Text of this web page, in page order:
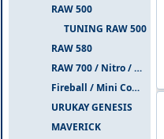
RAW 500
TUNING RAW 500
RAW 580
RAW 700 / Nitro / PIUMA
Fireball / Mini Comet
URUKAY GENESIS
MAVERICK